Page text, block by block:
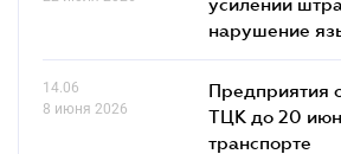
нарушение
14.06
8 июня 2026
Предприятия
ТЦК до 20
транспорте